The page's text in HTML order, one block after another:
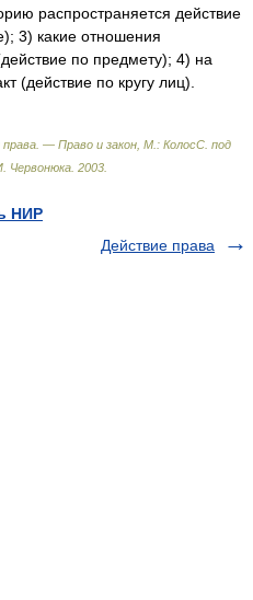
распространяется действие
3) какие отношения
по предмету); 4) на
(действие по кругу лиц).
— Право и закон, М.: КолосС под
Червонюка 2003
НИР
Действие права